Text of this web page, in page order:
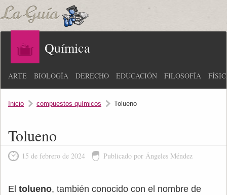
Química
ARTE BIOLOGÍA DERECHO EDUCACIÓN FILOSOFÍA
Inicio compuestos químicos Tolueno
Tolueno
15 de febrero de 2024 Publicado por Ángeles Méndez
El tolueno, también conocido con el nombre de